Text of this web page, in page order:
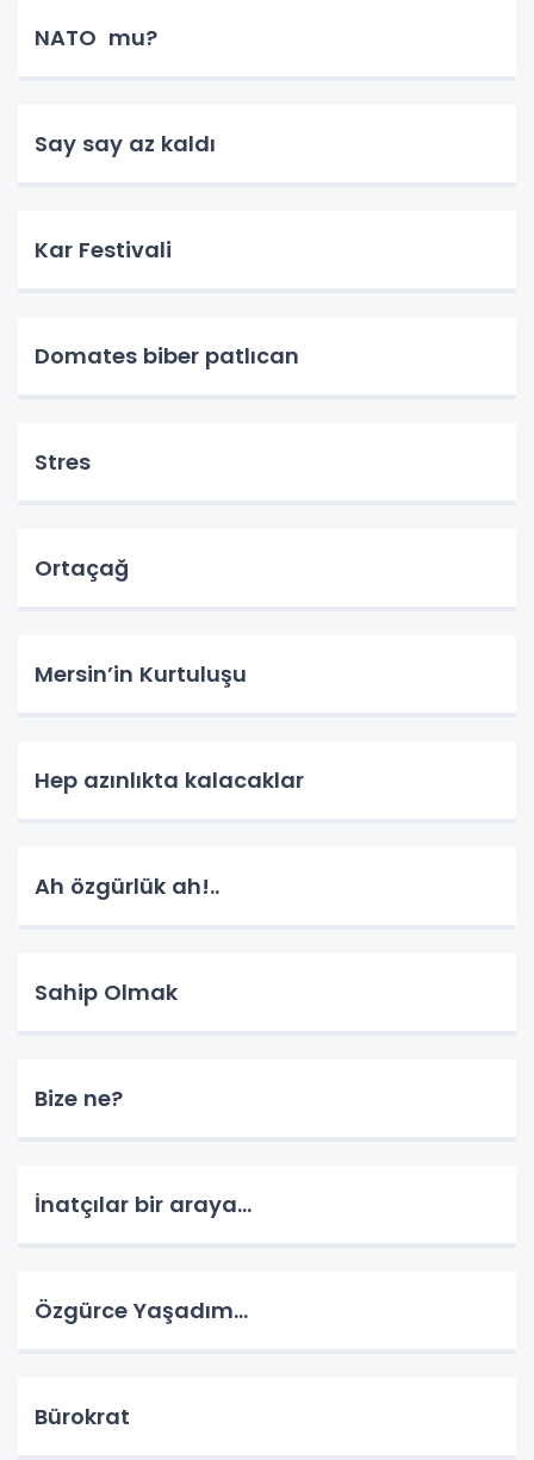
NATO mu?
Say say az kaldı
Kar Festivali
Domates biber patlıcan
Stres
Ortaçağ
Mersin’in Kurtuluşu
Hep azınlıkta kalacaklar
Ah özgürlük ah!..
Sahip Olmak
Bize ne?
İnatçılar bir araya…
Özgürce Yaşadım…
Bürokrat